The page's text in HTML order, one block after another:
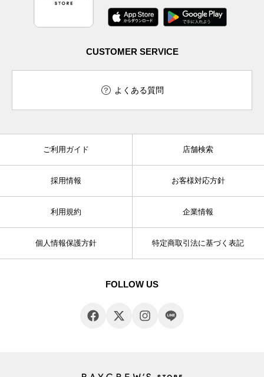
CUSTOMER SERVICE
よくある質問
ご利用ガイド 店舗検索
採用情報 お客様対応方針
利用規約 企業情報
個人情報保護方針 特定商取引法に基づく表記
FOLLOW US